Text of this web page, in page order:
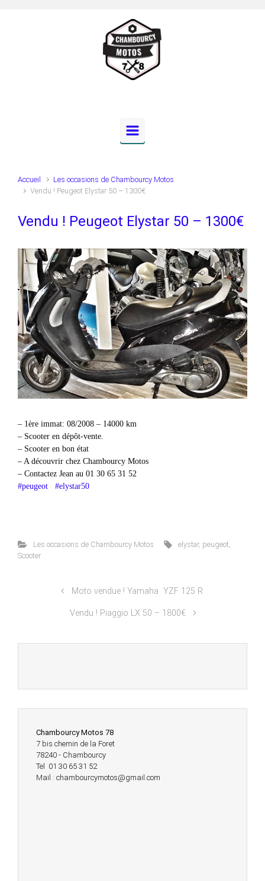
Accueil
Les occasions de Chambourcy Motos
Vendu ! Peugeot Elystar 50 – 1300€
Vendu ! Peugeot Elystar 50 – 1300€
– 1ère immat: 08/2008 – 14000 km
– Scooter en dépôt-vente.
– Scooter en bon état
– A découvrir chez Chambourcy Motos
– Contactez Jean au 01 30 65 31 52
#peugeot
#elystar50
Les occasions de Chambourcy Motos elystar, peugeot
Scooter
Moto vendue ! Yamaha YZF 125 R
Vendu ! Piaggio LX 50 – 1800€
Chambourcy Motos 78
7 bis chemin de la Foret
78240 - Chambourcy
Tel 01 30 65 31 52
Mail : chambourcymotos@gmail.com